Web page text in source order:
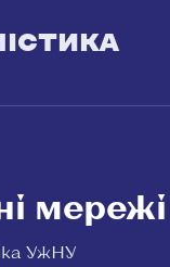
мережі
УжНУ